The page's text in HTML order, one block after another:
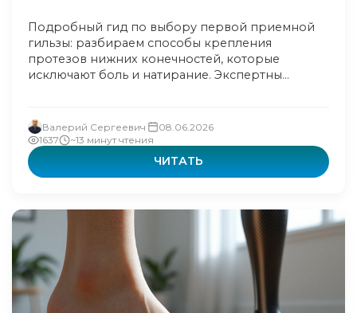
Подробный гид по выбору первой приемной
гильзы: разбираем способы крепления
протезов нижних конечностей, которые
исключают боль и натирание. Экспертны...
Валерий Сергеевич
08.06.2026
1637
~13 минут чтения
ЧИТАТЬ